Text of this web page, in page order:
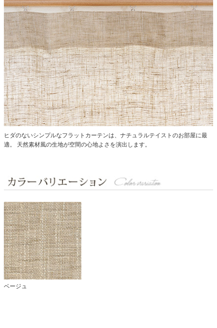
ヒダのないシンプルなフラットカーテンは、ナチュラルテイストのお部屋に最
適。
天然素材風の生地が空間の心地よさを演出します。
ベージュ